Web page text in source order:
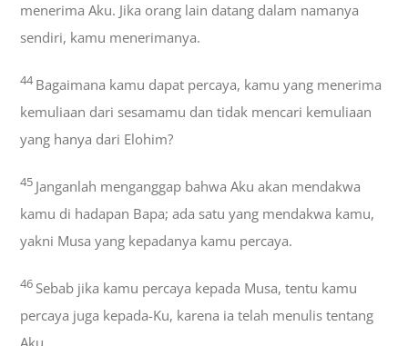
menerima Aku. Jika orang lain datang dalam namanya
sendiri, kamu menerimanya.
44Bagaimana kamu dapat percaya, kamu yang menerima
kemuliaan dari sesamamu dan tidak mencari kemuliaan
yang hanya dari Elohim?
45 Janganlah menganggap bahwa Aku akan mendakwa
kamu di hadapan Bapa; ada satu yang mendakwa kamu,
yakni Musa yang kepadanya kamu percaya.
46 Sebab jika kamu percaya kepada Musa, tentu kamu
percaya juga kepada-Ku, karena ia telah menulis tentang